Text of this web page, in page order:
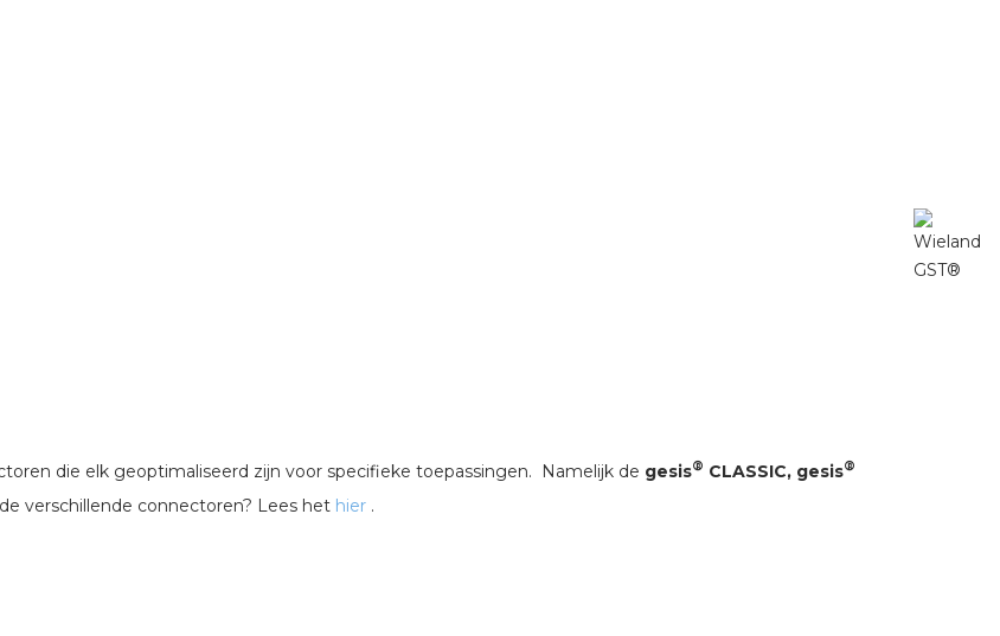
die elk geoptimaliseerd zijn voor specifieke toepassingen. Namelijk de gesis® CLASSIC, gesis®
verschillende connectoren? Lees het hier .